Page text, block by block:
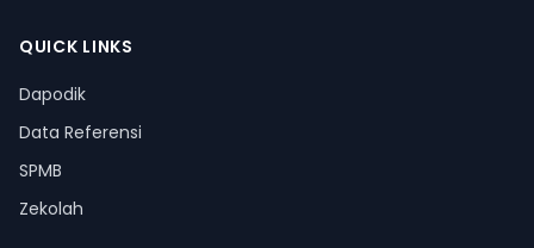
QUICK LINKS
Dapodik
Data Referensi
SPMB
Zekolah